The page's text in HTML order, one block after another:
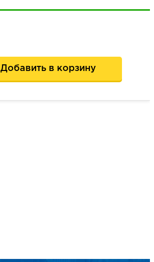
Добавить в корзину